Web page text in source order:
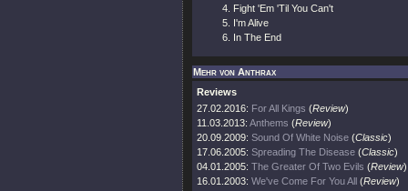
Fight 'Em 'Til You Can't
I'm Alive
In The End
Mehr von Anthrax
Reviews
27.02.2016: For All Kings (Review)
11.03.2013: Anthems (Review)
20.09.2009: Sound Of White Noise (Classic)
17.06.2005: Spreading The Disease (Classic)
04.01.2005: The Greater Of Two Evils (Review)
16.01.2003: We've Come For You All (Review)